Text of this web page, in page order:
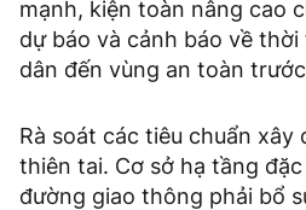
mạnh, kiện toàn nâng cao
dự báo và cảnh báo về
dân đến vùng an toàn
Rà soát các tiêu chuẩn
thiên tai. Cơ sở hạ tầng
đường giao thông phải bổ